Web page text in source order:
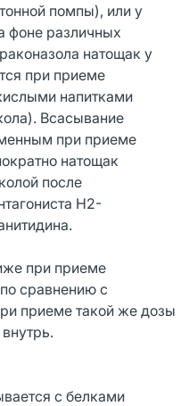
помпы), или у
фоне различных
натощак у
при приеме
напитками
Всасывание
при приеме
натощак
после
Н2-
при приеме
сравнению с
приеме такой же дозы
с белками